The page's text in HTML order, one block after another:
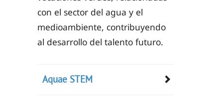
con el sector del agua y el
medioambiente, contribuyendo
al desarrollo del talento futuro.
Aquae STEM